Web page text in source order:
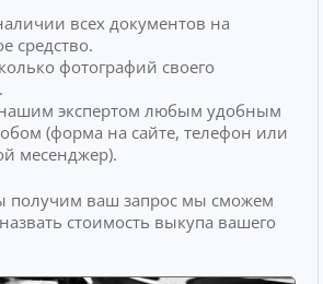
всех документов на
средство.
фотографий своего
нашим экспертом любым удобным
(форма на сайте, телефон или
месенджер).
получим ваш запрос мы сможем
стоимость выкупа вашего